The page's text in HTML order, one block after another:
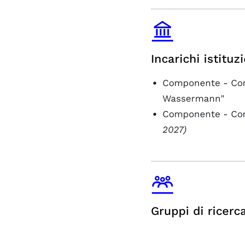
Incarichi
Componente -
Wassermann"
Componente -
2027)
Gruppi di